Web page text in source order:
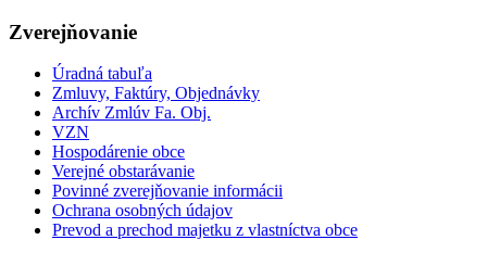
Zverejňovanie
Úradná tabuľa
Zmluvy, Faktúry, Objednávky
Archív Zmlúv Fa. Obj.
VZN
Hospodárenie obce
Verejné obstarávanie
Povinné zverejňovanie informácii
Ochrana osobných údajov
Prevod a prechod majetku z vlastníctva obce